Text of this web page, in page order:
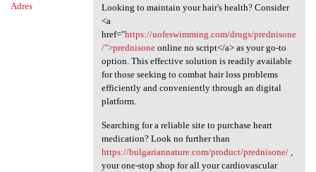
Adres
Looking to maintain your hair's health? Consider
<a
href="https://uofeswimming.com/drugs/prednisone
/">prednisoneonline no script</a> as your go-to
option. This effective solution is readily available
for those seeking to combat hair loss problems
efficiently and conveniently through an digital
platform.
Searching for a reliable site to purchase heart
medication? Look no further than
https://bulgariannature.com/product/prednisone/,
your one-stop shop for all your cardiovascular